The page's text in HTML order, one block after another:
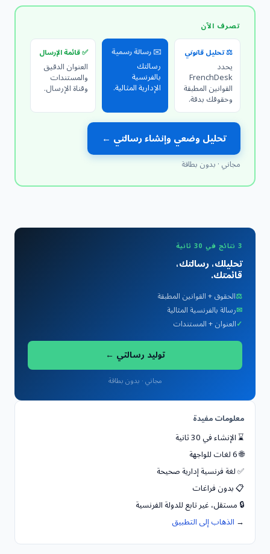
تصرف الآن
⚖️ تحليل قانوني
يحدد
FrenchDesk
القوانين المطبقة
وحقوقك بدقة.
✉️ رسالة رسمية
رسالتك
بالفرنسية
الإدارية المثالية.
✅ قائمة الإرسال
العنوان الدقيق
والمستندات
وقناة الإرسال.
تحليل وضعي وإنشاء رسالتي ←
مجاني · بدون بطاقة
3 نتائج في 30 ثانية
تحليلك، رسالتك،
قائمتك.
⚖الحقوق + القوانين المطبقة
✉رسالة بالفرنسية المثالية
✓العنوان + المستندات
توليد رسالتي ←
مجاني · بدون بطاقة
معلومات مفيدة
⌛ الإنشاء في 30 ثانية
🌐 6 لغات للواجهة
✅ لغة فرنسية إدارية صحيحة
📋 بدون فراغات
🔒 مستقل، غير تابع للدولة الفرنسية
→ الذهاب إلى التطبيق